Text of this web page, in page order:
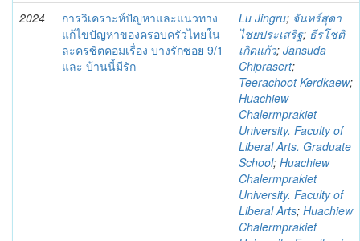
2024
การวิเคราะห์ปัญหาและแนวทาง
แก้ไขปัญหาของครอบครัวไทยใน
ละครซิตคอมเรื่อง บางรักซอย 9/1
และ บ้านนี้มีรัก
Lu Jingru; จันทร์สุดา
ไชยประเสริฐ; ธีรโชติ
เกิดแก้ว; Jansuda
Chiprasert;
Teerachoot Kerdkaew;
Huachiew
Chalermprakiet
University. Faculty of
Liberal Arts. Graduate
School; Huachiew
Chalermprakiet
University. Faculty of
Liberal Arts; Huachiew
Chalermprakiet